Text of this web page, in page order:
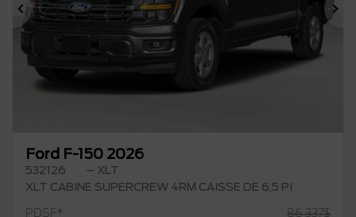
Précédent
Ford F-150 2026
532126
– XLT
XLT CABINE SUPERCREW 4RM CAISSE DE 6,5 PI
PDSF* 86 337$